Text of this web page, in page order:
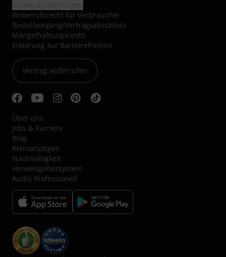
Widerrufsrecht für Verbraucher
Bestellvorgang/Vertragsabschluss
Mängelhaftungsrecht
Erklärung zur Barrierefreiheit
Vertrag widerrufen
Über uns
Jobs & Karriere
Blog
Kleinanzeigen
Nachhaltigkeit
Hinweisgebersystem
Audio Professionell